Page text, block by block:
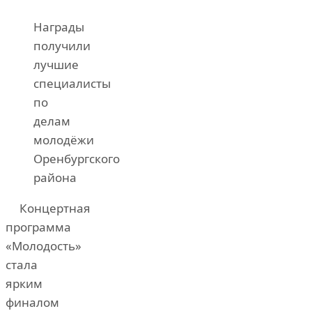
Награды
получили
лучшие
специалисты
по
делам
молодёжи
Оренбургского
района
Концертная
программа
«Молодость»
стала
ярким
финалом